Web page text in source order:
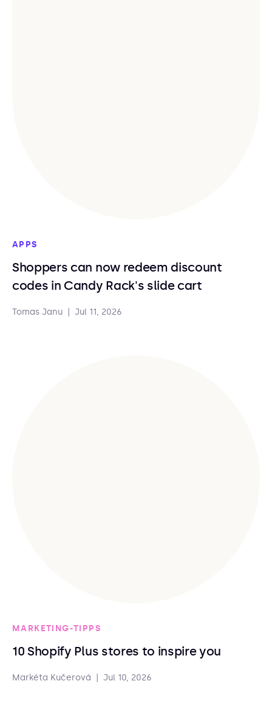
APPS
Shoppers can now redeem discount
codes in Candy Rack's slide cart
Tomas Janu Jul 11, 2026
MARKETING-TIPPS
10 Shopify Plus stores to inspire you
Markéta Kučerová Jul 10, 2026